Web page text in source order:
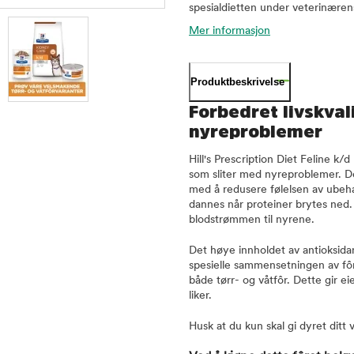
spesialdietten under
Mer informasjon
Produktbeskrivelse
Forbedret
nyreproblemer
Hill's Prescription Diet Feline k/
som sliter med nyreproblemer.
med å redusere følelsen av
dannes når proteiner brytes
blodstrømmen til nyrene.
Det høye innholdet av
spesielle sammensetningen av
både tørr- og våtfôr. Dette gir
liker.
Husk at du kun skal gi dyret